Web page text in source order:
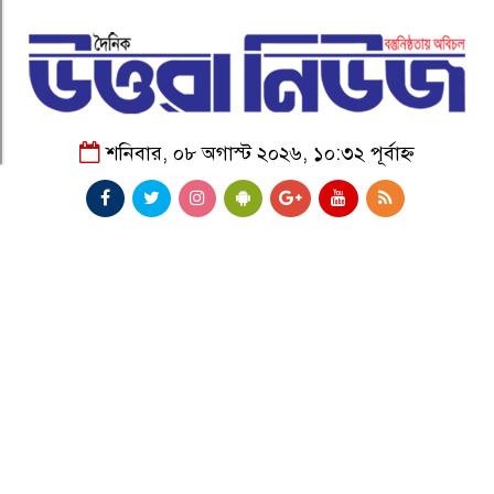
শনিবার, ০৮ অগাস্ট ২০২৬, ১০:৩২ পূর্বাহ্ন